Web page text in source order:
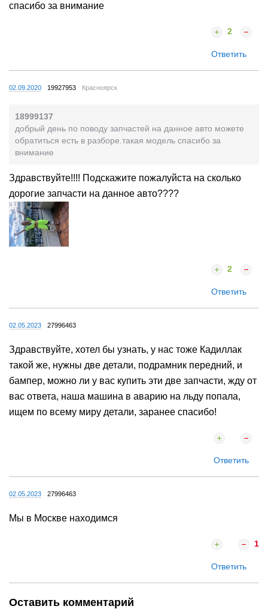
спасибо за внимание
2
Ответить
02.09.2020 19927953 Красноярск
18999137
добрый день по поводу запчастей на данное авто можете
обратиться есть в разборе.такая модель спасибо за
внимание
Здравствуйте!!!! Подскажите пожалуйста на сколько
дорогие запчасти на данное авто????
2
Ответить
02.05.2023 27996463
Здравствуйте, хотел бы узнать, у нас тоже Кадиллак
такой же, нужны две детали, подрамник передний, и
бампер, можно ли у вас купить эти две запчасти, жду от
вас ответа, наша машина в аварию на льду попала,
ищем по всему миру детали, заранее спасибо!
Ответить
02.05.2023 27996463
Мы в Москве находимся
1
Ответить
Оставить комментарий